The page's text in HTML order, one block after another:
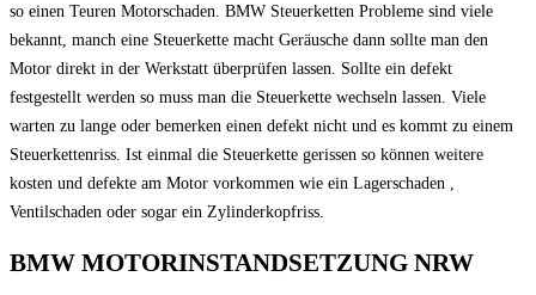
so einen Teuren Motorschaden. BMW Steuerketten Probleme sind viele
bekannt, manch eine Steuerkette macht Geräusche dann sollte man den
Motor direkt in der Werkstatt überprüfen lassen. Sollte ein defekt
festgestellt werden so muss man die Steuerkette wechseln lassen. Viele
warten zu lange oder bemerken einen defekt nicht und es kommt zu einem
Steuerkettenriss. Ist einmal die Steuerkette gerissen so können weitere
kosten und defekte am Motor vorkommen wie ein Lagerschaden ,
Ventilschaden oder sogar ein Zylinderkopfriss.
BMW MOTORINSTANDSETZUNG NRW